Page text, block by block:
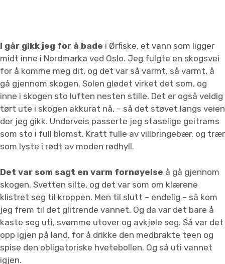
I går gikk jeg for å bade i Ørfiske, et vann som ligger
midt inne i Nordmarka ved Oslo. Jeg fulgte en skogsvei
for å komme meg dit, og det var så varmt, så varmt, å
gå gjennom skogen. Solen glødet virket det som, og
inne i skogen sto luften nesten stille. Det er også veldig
tørt ute i skogen akkurat nå, – så det støvet langs veien
der jeg gikk. Underveis passerte jeg staselige geitrams
som sto i full blomst. Kratt fulle av villbringebær, og trær
som lyste i rødt av moden rødhyll.
Det var som sagt en varm fornøyelse å gå gjennom
skogen. Svetten silte, og det var som om klærene
klistret seg til kroppen. Men til slutt – endelig – så kom
jeg frem til det glitrende vannet. Og da var det bare å
kaste seg uti, svømme utover og avkjøle seg. Så var det
opp igjen på land, for å drikke den medbrakte teen og
spise den obligatoriske hvetebollen. Og så uti vannet
igjen.